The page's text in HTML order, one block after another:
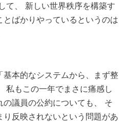
て、 新しい世界秩序を構築す
ばかりやっているというのは
本的なシステムから、まず整
私もこの一年でまさに痛感し
議員の公約についても、 そ
反映されないという問題があ